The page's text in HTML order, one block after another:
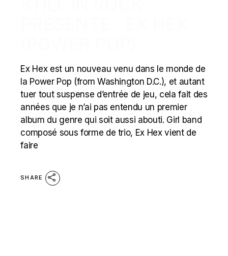
Ex Hex est un nouveau venu dans le monde de
la Power Pop (from Washington D.C.), et autant
tuer tout suspense d’entrée de jeu, cela fait des
années que je n’ai pas entendu un premier
album du genre qui soit aussi abouti. Girl band
composé sous forme de trio, Ex Hex vient de
faire
SHARE